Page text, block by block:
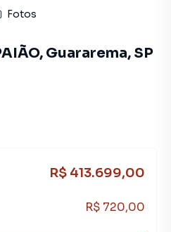
Fotos
Guararema, SP
R$ 413.699,00
R$ 720,00